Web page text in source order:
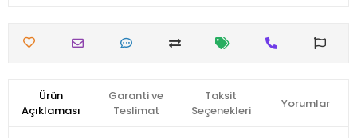
Ürün
Açıklaması
Garanti ve
Teslimat
Taksit
Seçenekleri
Yorumlar